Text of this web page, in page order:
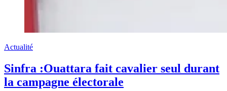
Actualité
Sinfra :Ouattara fait cavalier seul durant
la campagne électorale